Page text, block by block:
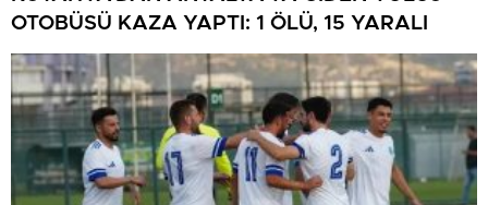
OTOBÜSÜ KAZA YAPTI: 1 ÖLÜ, 15 YARALI